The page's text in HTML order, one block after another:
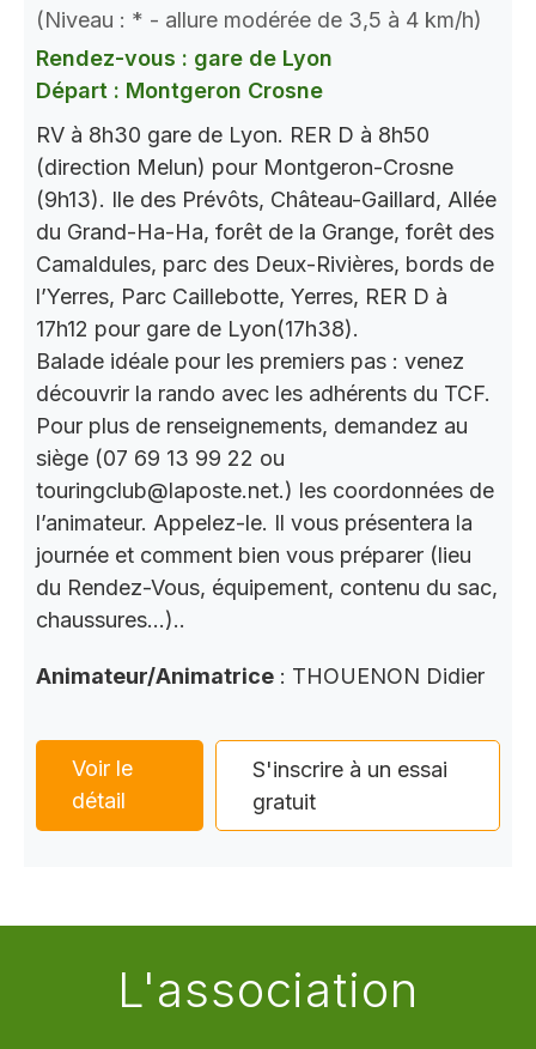
(Niveau : * - allure modérée de 3,5 à 4 km/h)
Rendez-vous : gare de Lyon
Départ : Montgeron Crosne
RV à 8h30 gare de Lyon. RER D à 8h50
(direction Melun) pour Montgeron-Crosne
(9h13). Ile des Prévôts, Château-Gaillard, Allée
du Grand-Ha-Ha, forêt de la Grange, forêt des
Camaldules, parc des Deux-Rivières, bords de
l’Yerres, Parc Caillebotte, Yerres, RER D à
17h12 pour gare de Lyon(17h38).
Balade idéale pour les premiers pas : venez
découvrir la rando avec les adhérents du TCF.
Pour plus de renseignements, demandez au
siège (07 69 13 99 22 ou
touringclub@laposte.net.) les coordonnées de
l’animateur. Appelez-le. Il vous présentera la
journée et comment bien vous préparer (lieu
du Rendez-Vous, équipement, contenu du sac,
chaussures…)..
Animateur/Animatrice : THOUENON Didier
Voir le
détail
S'inscrire à un essai
gratuit
L'association